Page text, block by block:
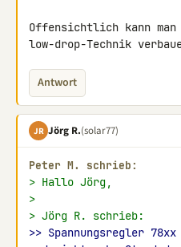
Offensichtlich kann
low-drop-Technik
Antwort
JR Jörg R.(solar77)
Peter M. schrieb:
> Hallo Jörg,
>
> Jörg R. schrieb:
>> Spannungsregler